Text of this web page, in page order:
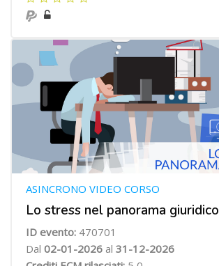
Lo stress nel panorama giuridico
ASINCRONO VIDEO CORSO
ID evento: 470701
Dal 02-01-2026 al 31-12-2026